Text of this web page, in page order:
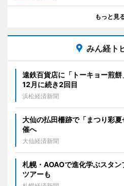
もっと見
みん経ト
遠鉄百貨店に「トーキョー煎
12月に続き2回目
浜松経済新聞
大仙の払田柵跡で「まつり彩
催へ
大仙経済新聞
札幌・AOAOで進化学ぶスタ
ツアーも